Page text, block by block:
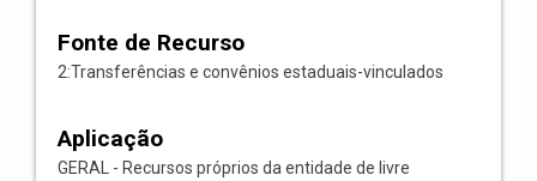
Fonte de Recurso
2:Transferências e convênios estaduais-vinculados
Aplicação
GERAL - Recursos próprios da entidade de livre